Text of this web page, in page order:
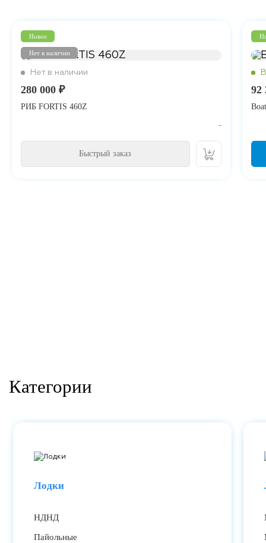
Новое
Нет в наличии
280 000 ₽
РИБ FORTIS 460Z
92
Категории
Лодки
НДНД
Пайольные